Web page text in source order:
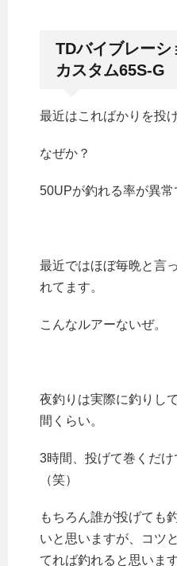
TDバイブレー
カスタム65S-G
最近はこればかりを投
なぜか？
50UPが釣れる率が異常
最近ではほぼ毎晩と言
れてます。
こんなルアーないぜ。
夜釣りは実際に釣りし
間くらい。
3時間、投げて巻くだ
（笑）
もちろん誰が投げても
いと思いますが、コツ
てれば釣れると思います